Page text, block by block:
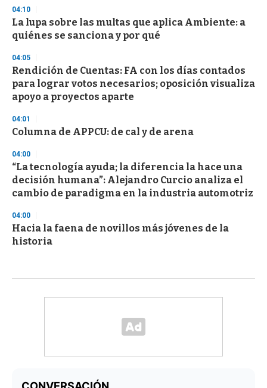
04:10
La lupa sobre las multas que aplica Ambiente: a
quiénes se sanciona y por qué
04:05
Rendición de Cuentas: FA con los días contados
para lograr votos necesarios; oposición visualiza
apoyo a proyectos aparte
04:01
Columna de APPCU: de cal y de arena
04:00
“La tecnología ayuda; la diferencia la hace una
decisión humana”: Alejandro Curcio analiza el
cambio de paradigma en la industria automotriz
04:00
Hacia la faena de novillos más jóvenes de la
historia